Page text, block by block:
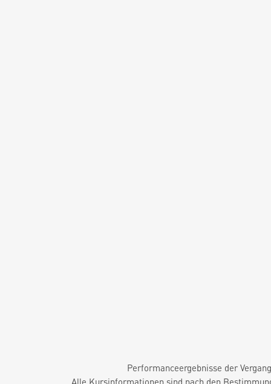
Performanceergebnisse der
Alle Kursinformationen sind nach den